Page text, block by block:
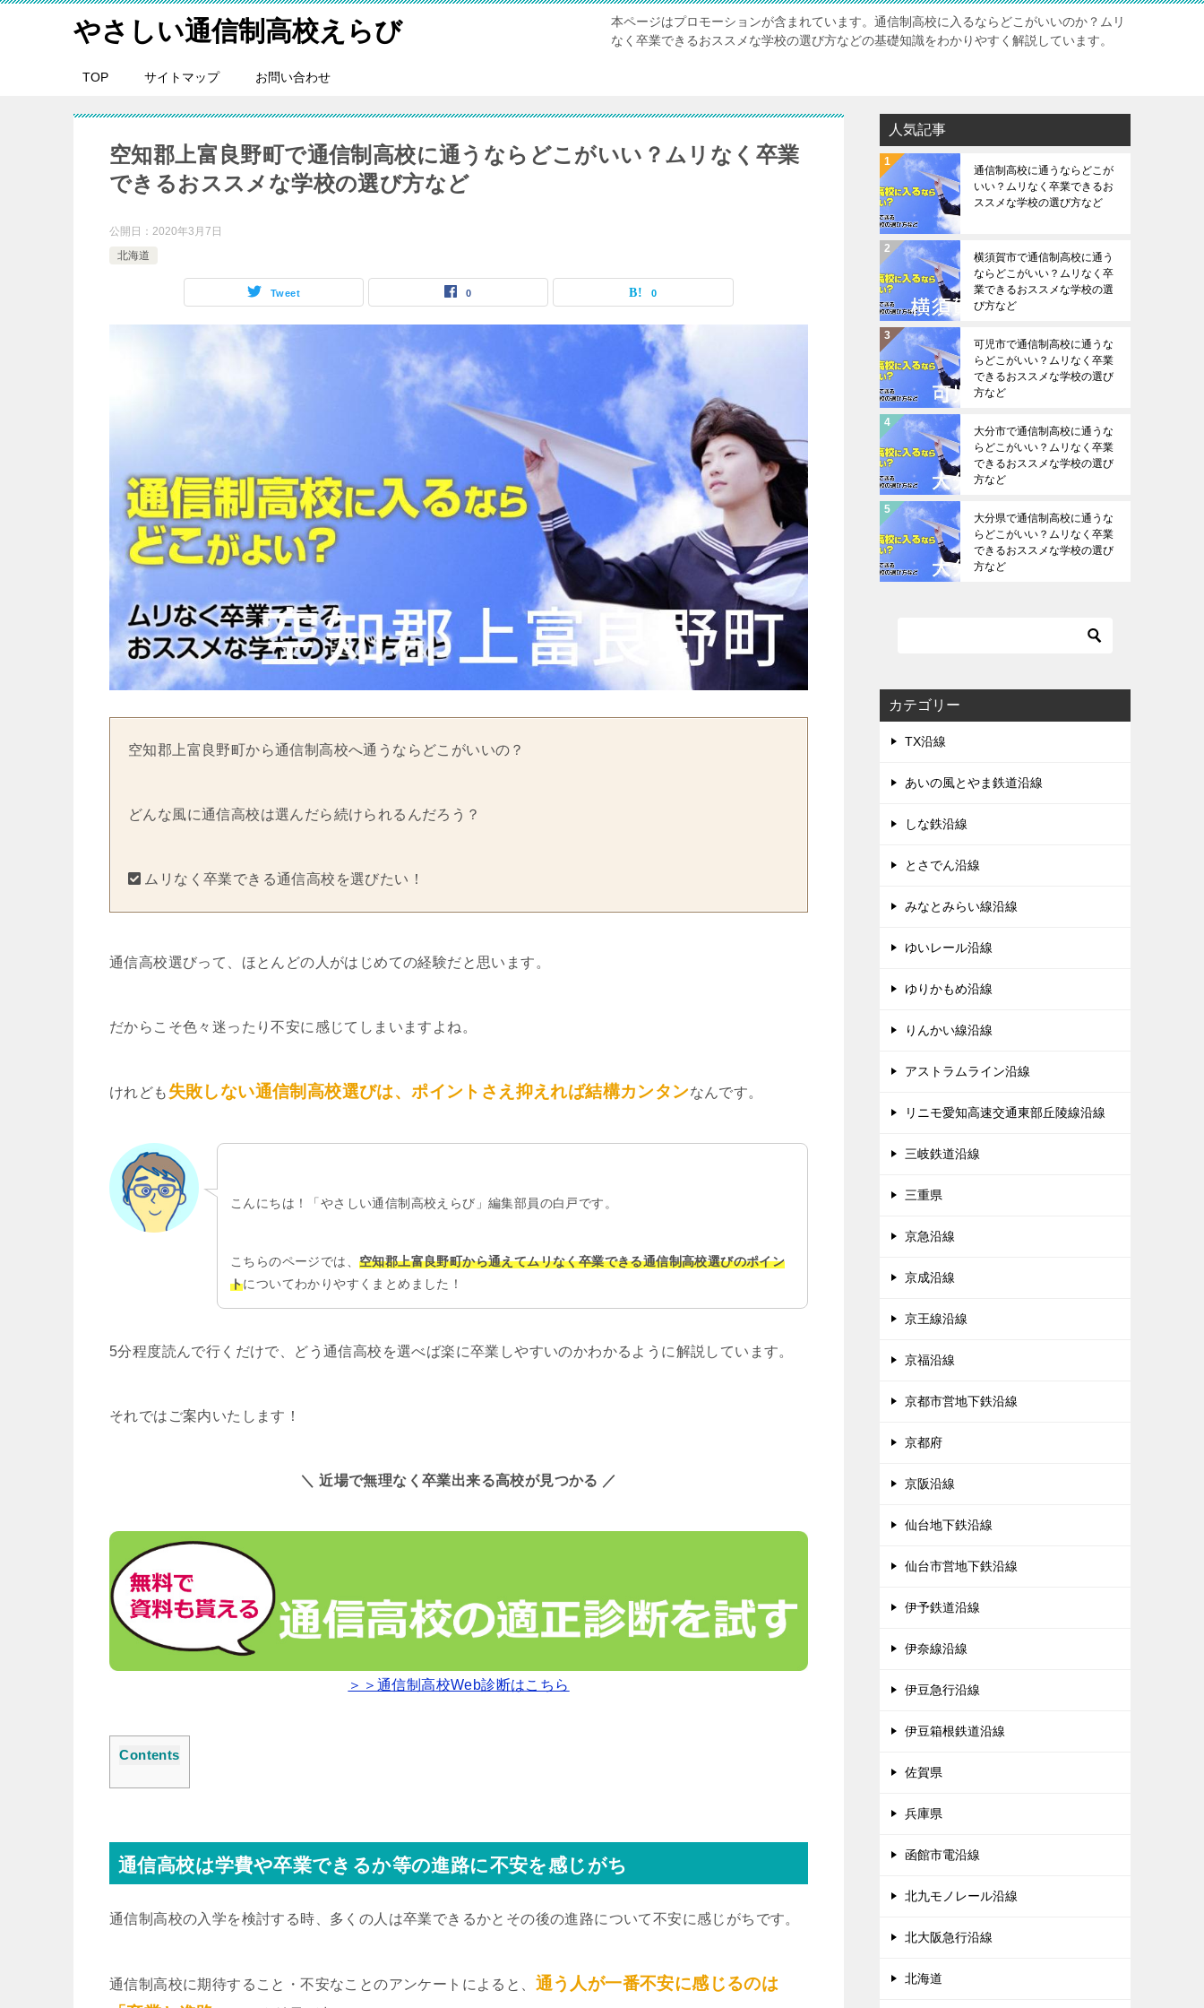
やさしい通信制高校えらび
本ページはプロモーションが含まれています。通信制高校に入るならどこがいいのか？ムリ
なく卒業できるおススメな学校の選び方などの基礎知識をわかりやすく解説しています。
TOP サイトマップ お問い合わせ
空知郡上富良野町で通信制高校に通うならどこがいい？ムリなく卒業
できるおススメな学校の選び方など
公開日： 2020年3月7日
北海道
Tweet 0 0
空知郡上富良野町から通信制高校へ通うならどこがいいの？
どんな風に通信高校は選んだら続けられるんだろう？
ムリなく卒業できる通信高校を選びたい！
通信高校選びって、ほとんどの人がはじめての経験だと思います。
だからこそ色々迷ったり不安に感じてしまいますよね。
けれども 失敗しない通信制高校選びは、ポイントさえ抑えれば結構カンタンなんです。
こんにちは！「やさしい通信制高校えらび」編集部員の白戸です。
こちらのページでは、 空知郡上富良野町から通えてムリなく卒業できる通信制高校選びのポイン
トについてわかりやすくまとめました！
5分程度読んで行くだけで、どう通信高校を選べば楽に卒業しやすいのかわかるように解説しています。
それではご案内いたします！
＼ 近場で無理なく卒業出来る高校が見つかる ／
＞＞通信制高校Web診断はこちら
Contents
通信高校は学費や卒業できるか等の進路に不安を感じがち
通信制高校の入学を検討する時、多くの人は卒業できるかとその後の進路について不安に感じがちです。
通信制高校に期待すること・不安なことのアンケートによると、 通う人が一番不安に感じるのは
人気記事
通信制高校に通うならどこが
いい？ムリなく卒業できるお
ススメな学校の選び方など
横須賀市で通信制高校に通う
ならどこがいい？ムリなく卒
業できるおススメな学校の選
び方など
可児市で通信制高校に通うな
らどこがいい？ムリなく卒業
できるおススメな学校の選び
方など
大分市で通信制高校に通うな
らどこがいい？ムリなく卒業
できるおススメな学校の選び
方など
大分県で通信制高校に通うな
らどこがいい？ムリなく卒業
できるおススメな学校の選び
方など
カテゴリー
TX沿線
あいの風とやま鉄道沿線
しな鉄沿線
とさでん沿線
みなとみらい線沿線
ゆいレール沿線
ゆりかもめ沿線
りんかい線沿線
アストラムライン沿線
リニモ愛知高速交通東部丘陵線沿線
三岐鉄道沿線
三重県
京急沿線
京成沿線
京王線沿線
京福沿線
京都市営地下鉄沿線
京都府
京阪沿線
仙台地下鉄沿線
仙台市営地下鉄沿線
伊予鉄道沿線
伊奈線沿線
伊豆急行沿線
伊豆箱根鉄道沿線
佐賀県
兵庫県
函館市電沿線
北九モノレール沿線
北大阪急行沿線
北海道